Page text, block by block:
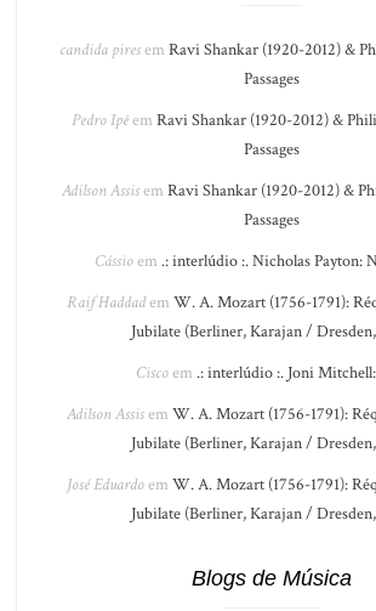
candida piresem Ravi Shankar (1920-2012) &
Passages
Pedro Ipêem Ravi Shankar (1920-2012) &
Passages
Adilson Assisem Ravi Shankar (1920-2012) &
Passages
Cássioem .: interlúdio :. Nicholas Payton:
Raif Haddadem W. A. Mozart (1756-1791):
Jubilate (Berliner, Karajan /
Ciscoem .: interlúdio :. Joni
Adilson Assisem W. A. Mozart (1756-1791):
Jubilate (Berliner, Karajan /
José Eduardoem W. A. Mozart (1756-1791):
Jubilate (Berliner, Karajan /
Blogs de Música